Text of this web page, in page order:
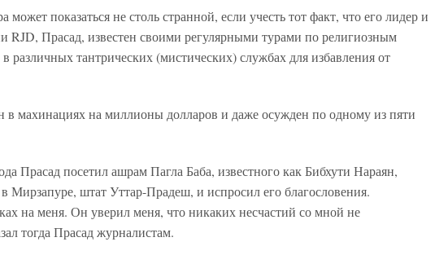
показаться не столь странной, если учесть тот факт, что его лидер и
RJD, Прасад, известен своими регулярными турами по религиозным
различных тантрических (мистических) службах для избавления от
в махинациях на миллионы долларов и даже осужден по одному из пяти
Прасад посетил ашрам Пагла Баба, известного как Бибхути Нараян,
в Мирзапуре, штат Уттар-Прадеш, и испросил его благословения.
на меня. Он уверил меня, что никаких несчастий со мной не
тогда Прасад журналистам.